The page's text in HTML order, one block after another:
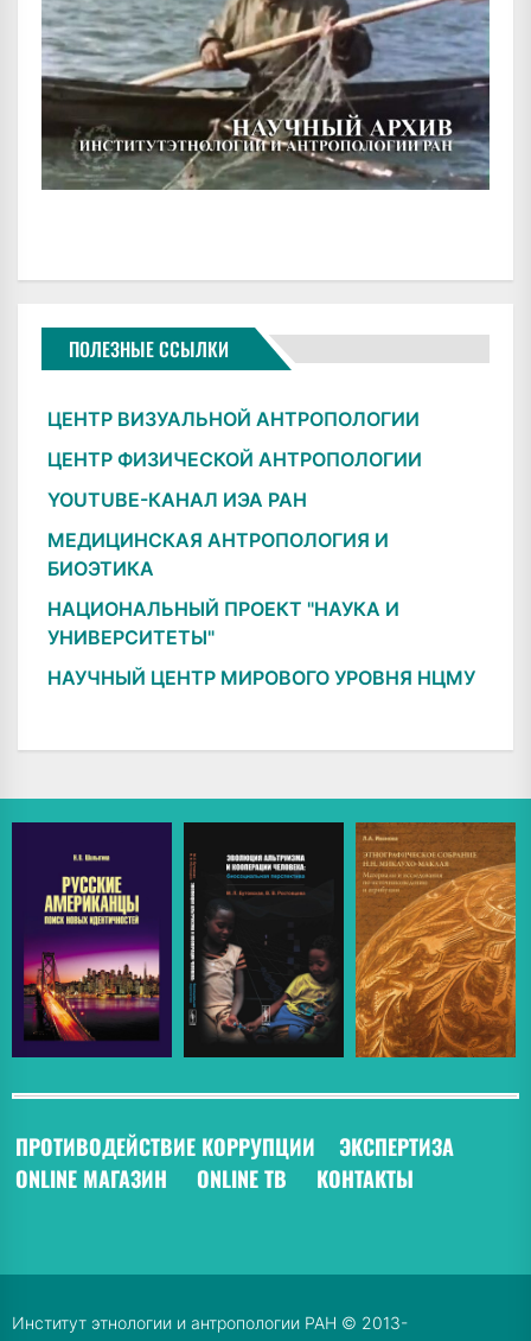
ПОЛЕЗНЫЕ ССЫЛКИ
ЦЕНТР ВИЗУАЛЬНОЙ АНТРОПОЛОГИИ
ЦЕНТР ФИЗИЧЕСКОЙ АНТРОПОЛОГИИ
YOUTUBE-КАНАЛ ИЭА РАН
МЕДИЦИНСКАЯ АНТРОПОЛОГИЯ И
БИОЭТИКА
НАЦИОНАЛЬНЫЙ ПРОЕКТ "НАУКА И
УНИВЕРСИТЕТЫ"
НАУЧНЫЙ ЦЕНТР МИРОВОГО УРОВНЯ НЦМУ
ПРОТИВОДЕЙСТВИЕ КОРРУПЦИИ ЭКСПЕРТИЗА
ONLINE МАГАЗИН
ONLINE ТВ КОНТАКТЫ
Институт этнологии и антропологии РАН © 2013-